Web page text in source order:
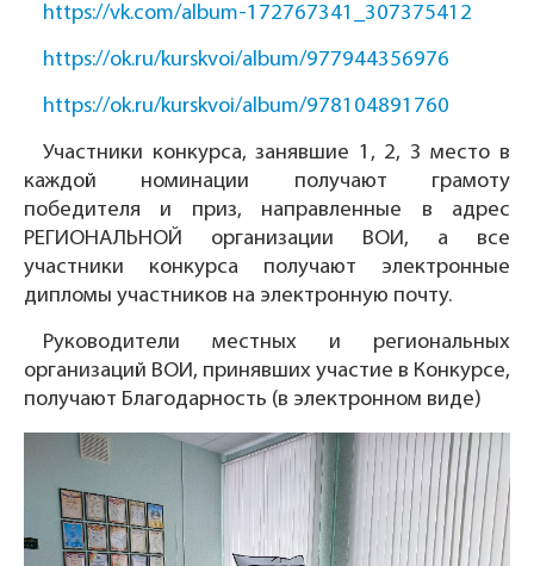
https://vk.com/album-172767341_307375412
https://ok.ru/kurskvoi/album/977944356976
https://ok.ru/kurskvoi/album/978104891760
Участники конкурса, занявшие 1, 2, 3 место в
каждой номинации получают грамоту
победителя и приз, направленные в адрес
РЕГИОНАЛЬНОЙ организации ВОИ, а все
участники конкурса получают электронные
дипломы участников на электронную почту.
Руководители местных и региональных
организаций ВОИ, принявших участие в Конкурсе,
получают Благодарность (в электронном виде)